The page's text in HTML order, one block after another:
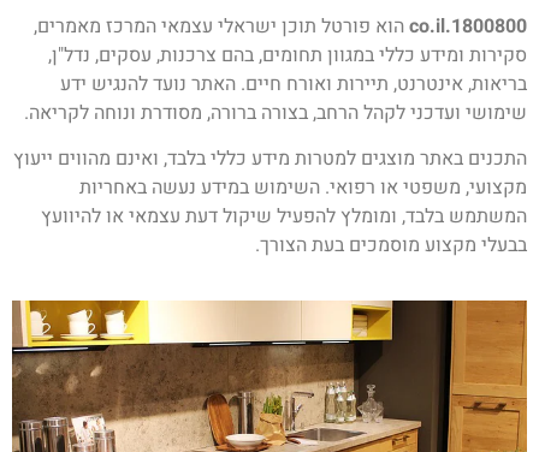
1800800.co.il
הוא פורטל תוכן ישראלי עצמאי המרכז מאמרים,
סקירות ומידע כללי במגוון תחומים, בהם צרכנות, עסקים, נדל"ן,
בריאות, אינטרנט, תיירות ואורח חיים. האתר נועד להנגיש ידע
שימושי ועדכני לקהל הרחב, בצורה ברורה, מסודרת ונוחה לקריאה.
התכנים באתר מוצגים למטרות מידע כללי בלבד, ואינם מהווים ייעוץ
מקצועי, משפטי או רפואי. השימוש במידע נעשה באחריות
המשתמש בלבד, ומומלץ להפעיל שיקול דעת עצמאי או להיוועץ
בבעלי מקצוע מוסמכים בעת הצורך.